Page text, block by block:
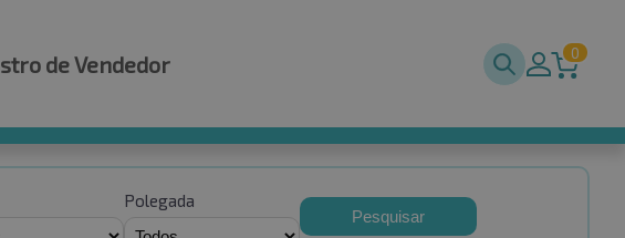
de Vendedor 0
Polegada
Pesquisar